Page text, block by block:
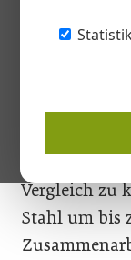
hergestelltem
Vergleich zu
Stahl um bis